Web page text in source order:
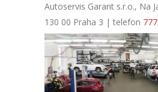
Autoservis Garant s.r.o., Na
130 00 Praha 3 | telefon